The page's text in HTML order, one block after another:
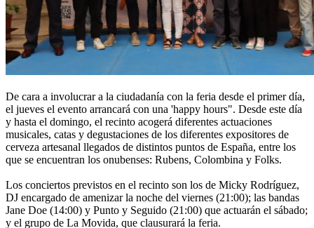
De cara a involucrar a la ciudadanía con la feria desde el primer día,
el jueves el evento arrancará con una 'happy hours". Desde este día
y hasta el domingo, el recinto acogerá diferentes actuaciones
musicales, catas y degustaciones de los diferentes expositores de
cerveza artesanal llegados de distintos puntos de España, entre los
que se encuentran los onubenses: Rubens, Colombina y Folks.
Los conciertos previstos en el recinto son los de Micky Rodríguez,
DJ encargado de amenizar la noche del viernes (21:00); las bandas
Jane Doe (14:00) y Punto y Seguido (21:00) que actuarán el sábado;
y el grupo de La Movida, que clausurará la feria.